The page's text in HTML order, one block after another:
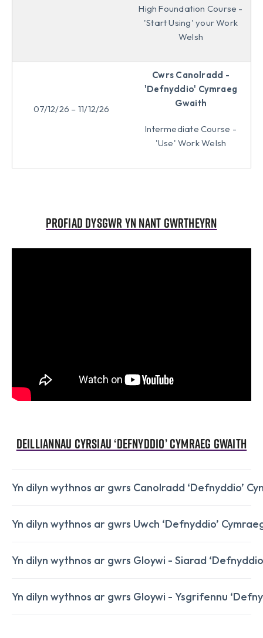
High Foundation Course -
'Start Using' your Work
Welsh
07/12/26 – 11/12/26
Cwrs Canolradd -
'Defnyddio' Cymraeg
Gwaith
Intermediate Course -
'Use' Work Welsh
Profiad dysgwr yn Nant Gwrtheyrn
Deilliannau Cyrsiau ‘Defnyddio’ Cymraeg Gwaith
Yn dilyn wythnos ar gwrs Canolradd ‘Defnyddio’
Yn dilyn wythnos ar gwrs Uwch ‘Defnyddio’
Yn dilyn wythnos ar gwrs Gloywi - Siarad
Yn dilyn wythnos ar gwrs Gloywi - Ysgrifennu